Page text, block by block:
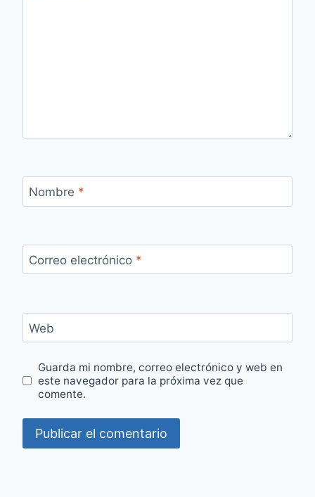
Nombre *
Correo electrónico *
Web
Guarda mi nombre, correo electrónico y web en
este navegador para la próxima vez que
comente.